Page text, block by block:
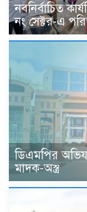
নবনির্বাচিত
নং সেক্টর-এ
ডিএমপির
মাদক-অস্ত্র